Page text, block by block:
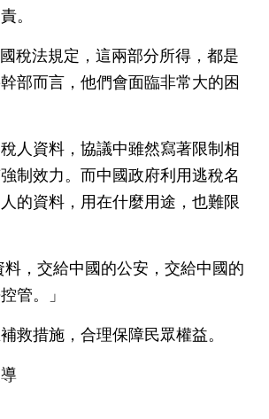
。
稅法規定，這兩部分所得，都是
部而言，他們會面臨非常大的困
人資料，協議中雖然寫著限制相
制效力。而中國政府利用逃稅名
的資料，用在什麼用途，也難限
，交給中國的公安，交給中國的
管。」
救措施，合理保障民眾權益。